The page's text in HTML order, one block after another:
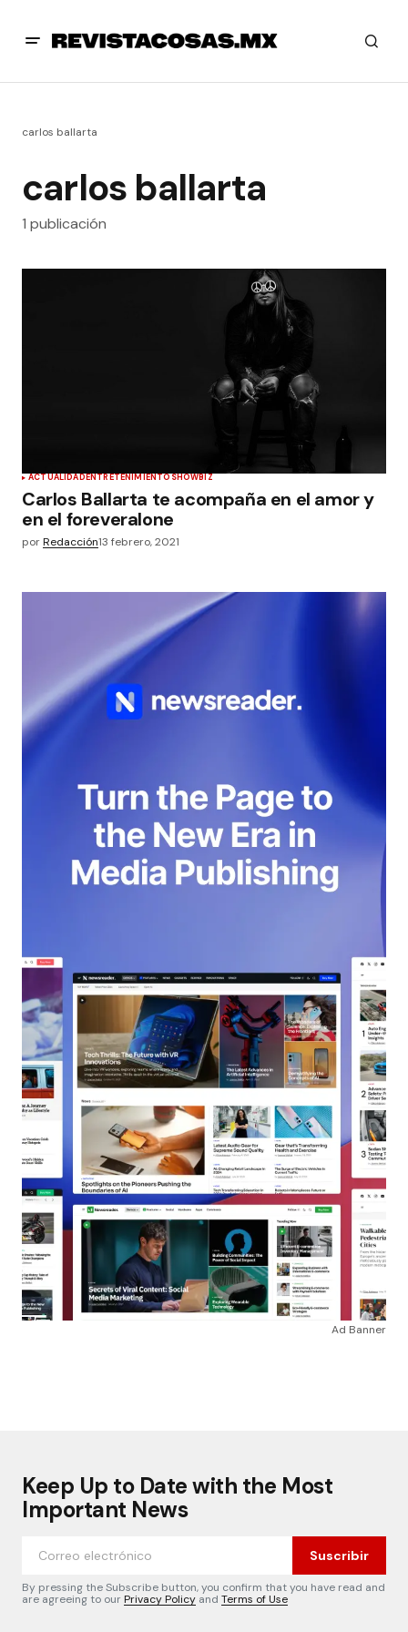
carlos ballarta
carlos ballarta
1 publicación
ACTUALIDADENTRETENIMIENTOSHOWBIZ
Carlos Ballarta te acompaña en el amor y
en el foreveralone
porRedacción13 febrero, 2021
Ad Banner
Keep Up to Date with the Most
Important News
Suscribir
By pressing the Subscribe button, you confirm that you have read and
are agreeing to ourPrivacy Policy and Terms of Use